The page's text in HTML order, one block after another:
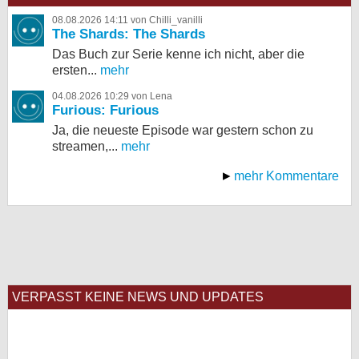
08.08.2026 14:11 von Chilli_vanilli
The Shards: The Shards
Das Buch zur Serie kenne ich nicht, aber die
ersten... mehr
04.08.2026 10:29 von Lena
Furious: Furious
Ja, die neueste Episode war gestern schon zu
streamen,... mehr
mehr Kommentare
VERPASST KEINE NEWS UND UPDATES